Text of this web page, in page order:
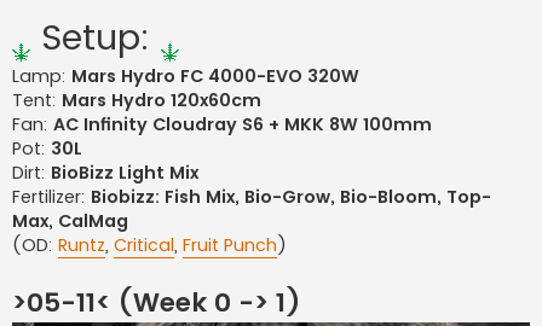
d
a
r
t
n
ė
Setup:
Lamp: Mars Hydro FC 4000-EVO 320W
Tent: Mars Hydro 120x60cm
Fan: AC Infinity Cloudray S6 + MKK 8W 100mm
Pot: 30L
Dirt: BioBizz Light Mix
Fertilizer: Biobizz: Fish Mix, Bio-Grow, Bio-Bloom, Top-
Max, CalMag
(OD: Runtz, Critical, Fruit Punch)
>05-11< (Week 0 -> 1)